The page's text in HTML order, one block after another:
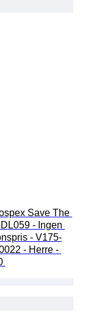
Save The
- Ingen
- V175-
- Herre -